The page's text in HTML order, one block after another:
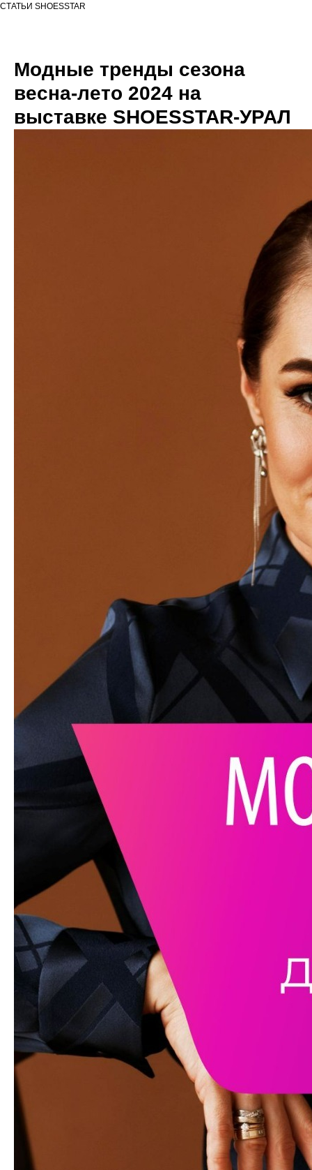
СТАТЬИ SHOESSTAR
Модные тренды сезона
весна-лето 2024 на
выставке SHOESSTAR-УРАЛ